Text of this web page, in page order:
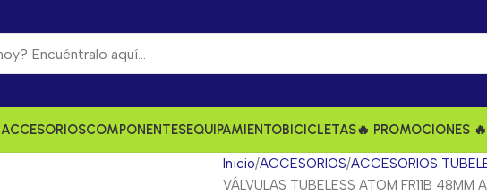
ACCESORIOSCOMPONENTESEQUIPAMIENTOBICICLETAS🔥 PROMOCIONES 🔥
Inicio ACCESORIOS ACCESORIOS
VÁLVULAS TUBELESS ATOM FR11B 48MM